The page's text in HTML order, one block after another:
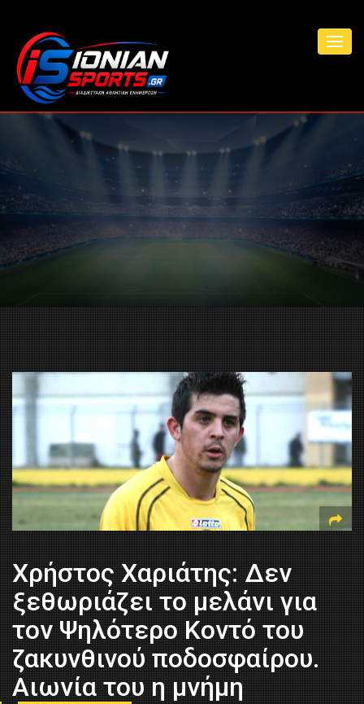
Χρήστος Χαριάτης: Δεν
ξεθωριάζει το μελάνι για
τον Ψηλότερο Κοντό του
ζακυνθινού ποδοσφαίρου.
Αιωνία του η μνήμη